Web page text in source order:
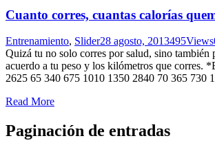
Cuanto corres, cuantas calorías
Entrenamiento, Slider28 agosto, 2013495Views
Quizá tu no solo corres por salud, sino también
acuerdo a tu peso y los kilómetros que corres.
2625 65 340 675 1010 1350 2840 70 365 730
Read More
Paginación de entradas